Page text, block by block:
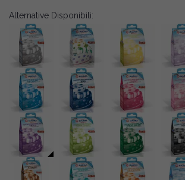
Alternative Disponibili: